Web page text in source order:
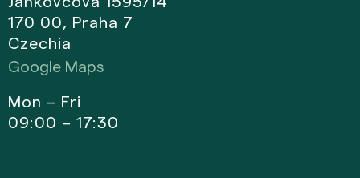
170 00, Praha 7
Czechia
Google Maps
Mon – Fri
09:00 – 17:30